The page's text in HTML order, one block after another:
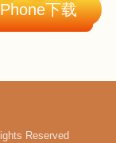
下载
Reserved